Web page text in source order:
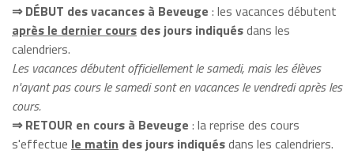
⇒ DÉBUT des vacances à Beveuge : les vacances débutent
après le dernier cours des jours indiquésdans les
calendriers.
Les vacances débutent officiellement le samedi, mais les élèves
n'ayant pas cours le samedi sont en vacances le vendredi après les
cours.
⇒ RETOUR en cours à Beveuge : la reprise des cours
s'effectue le matin des jours indiquésdans les calendriers.